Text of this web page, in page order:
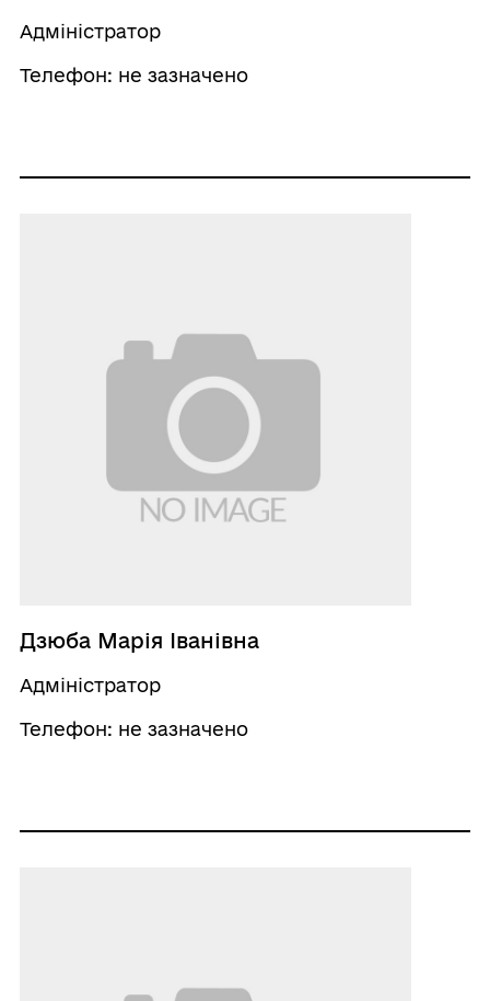
Адміністратор
Телефон: не зазначено
Дзюба Марія Іванівна
Адміністратор
Телефон: не зазначено